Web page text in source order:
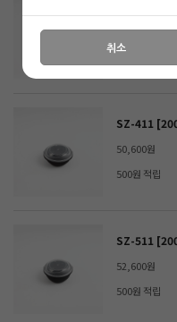
49,600원
SZ-411
50,600원
500원 적립
SZ-511
52,600원
500원 적립
취소